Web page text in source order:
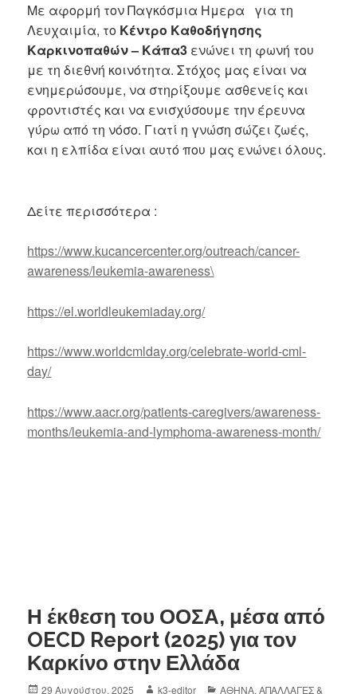
Με αφορμή τον Παγκόσμια Ημερα για τη
Λευχαιμία, το Κέντρο Καθοδήγησης
Καρκινοπαθών – Κάπα3 ενώνει τη φωνή του
με τη διεθνή κοινότητα. Στόχος μας είναι να
ενημερώσουμε, να στηρίξουμε ασθενείς και
φροντιστές και να ενισχύσουμε την έρευνα
γύρω από τη νόσο. Γιατί η γνώση σώζει ζωές,
και η ελπίδα είναι αυτό που μας ενώνει όλους.
Δείτε περισσότερα :
https://www.kucancercenter.org/outreach/cancer-
awareness/leukemia-awareness\
https://el.worldleukemiaday.org/
https://www.worldcmlday.org/celebrate-world-cml-
day/
https://www.aacr.org/patients-caregivers/awareness-
months/leukemia-and-lymphoma-awareness-month/
Η έκθεση του ΟΟΣΑ, μέσα από
OECD Report (2025) για τον
Καρκίνο στην Ελλάδα
29 Αυγούστου, 2025 k3-editor ΑΘΗΝΑ,ΑΠΑΛΛΑΓΕΣ &